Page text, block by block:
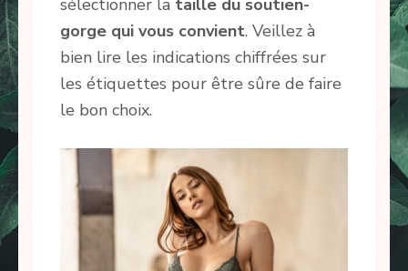
sélectionner la taille du soutien-
gorge qui vous convient. Veillez à
bien lire les indications chiffrées sur
les étiquettes pour être sûre de faire
le bon choix.